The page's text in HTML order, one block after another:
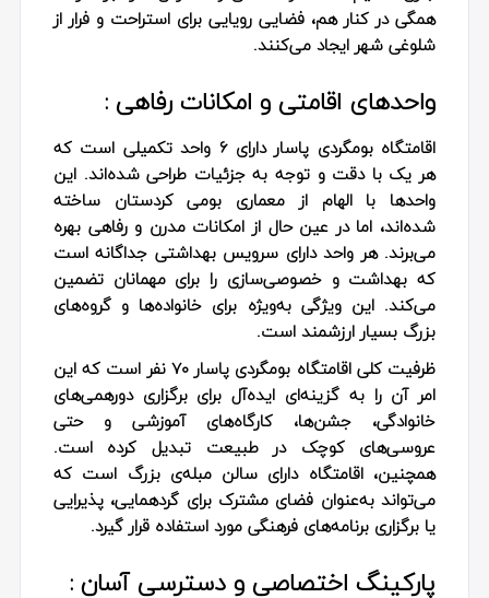
همگی در کنار هم، فضایی رویایی برای استراحت و فرار از
شلوغی شهر ایجاد می‌کنند.
واحدهای اقامتی و امکانات رفاهی :
اقامتگاه بومگردی پاسار دارای ۶ واحد تکمیلی است که
هر یک با دقت و توجه به جزئیات طراحی شده‌اند. این
واحدها با الهام از معماری بومی کردستان ساخته
شده‌اند، اما در عین حال از امکانات مدرن و رفاهی بهره
می‌برند. هر واحد دارای سرویس بهداشتی جداگانه است
که بهداشت و خصوصی‌سازی را برای مهمانان تضمین
می‌کند. این ویژگی به‌ویژه برای خانواده‌ها و گروه‌های
بزرگ بسیار ارزشمند است.
ظرفیت کلی اقامتگاه بومگردی پاسار ۷۰ نفر است که این
امر آن را به گزینه‌ای ایده‌آل برای برگزاری دورهمی‌های
خانوادگی، جشن‌ها، کارگاه‌های آموزشی و حتی
عروسی‌های کوچک در طبیعت تبدیل کرده است.
همچنین، اقامتگاه دارای سالن مبله‌ی بزرگ است که
می‌تواند به‌عنوان فضای مشترک برای گردهمایی، پذیرایی
یا برگزاری برنامه‌های فرهنگی مورد استفاده قرار گیرد.
پارکینگ اختصاصی و دسترسی آسان :